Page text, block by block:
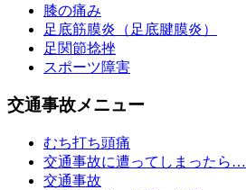
膝の痛み
足底筋膜炎（足底腱膜炎）
足関節捻挫
スポーツ障害
交通事故メニュー
むち打ち頭痛
交通事故に遭ってしまったら…
交通事故